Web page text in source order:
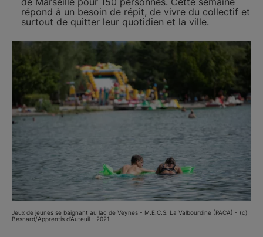
Jeux de jeunes se baignant au lac de Veynes - M.E.C.S. La Valbourdine (PACA) - (c)
Besnard/Apprentis d'Auteuil - 2021
répond à un besoin de répit, de vivre du collectif et
surtout de quitter leur quotidien et la ville.